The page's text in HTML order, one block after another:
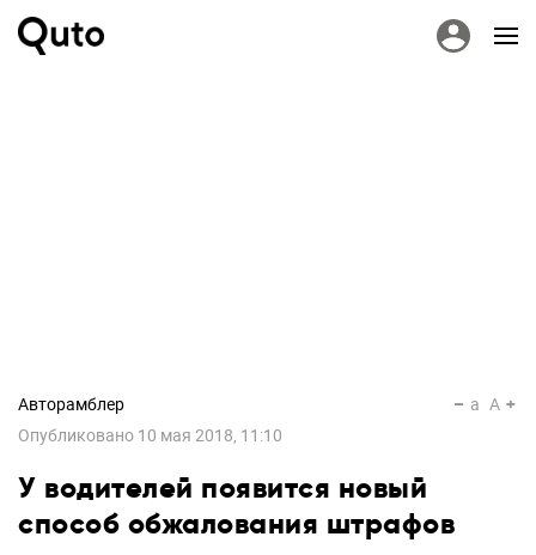
Авторамблер
Опубликовано 10 мая 2018, 11:10
a A
У водителей появится новый
способ обжалования штрафов